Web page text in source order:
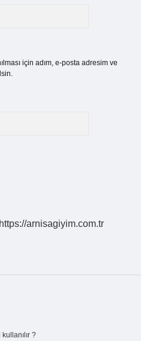
için adım, e-posta adresim ve
https://arnisagiyim.com.tr
?